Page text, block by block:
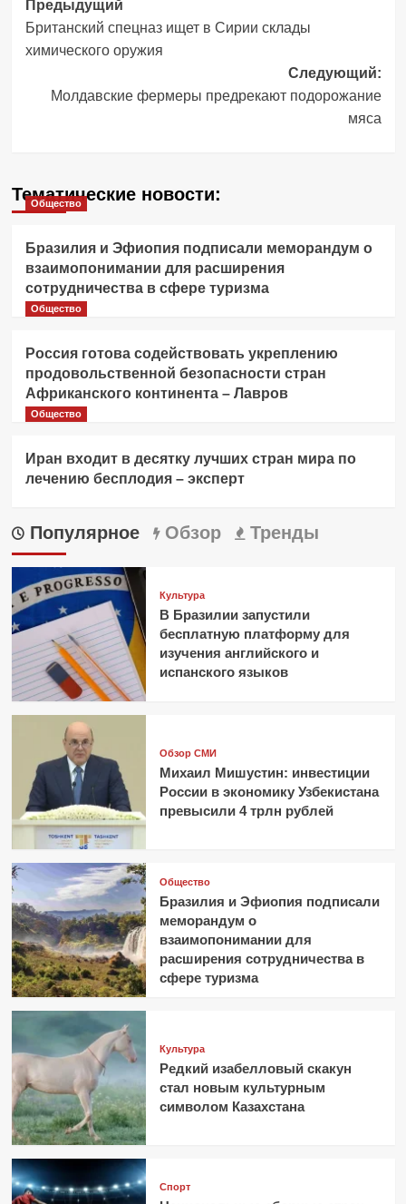
Навигация
записи
Предыдущий
Британский спецназ ищет в Сирии склады
химического оружия
Следующий:
Молдавские фермеры предрекают подорожание
мяса
Тематические новости:
Общество
Бразилия и Эфиопия подписали меморандум о
взаимопонимании для расширения
сотрудничества в сфере туризма
Общество
Россия готова содействовать укреплению
продовольственной безопасности стран
Африканского континента – Лавров
Общество
Иран входит в десятку лучших стран мира по
лечению бесплодия – эксперт
Популярное Обзор Тренды
Культура
В Бразилии запустили
бесплатную платформу для
изучения английского и
испанского языков
Обзор СМИ
Михаил Мишустин: инвестиции
России в экономику Узбекистана
превысили 4 трлн рублей
Общество
Бразилия и Эфиопия подписали
меморандум о
взаимопонимании для
расширения сотрудничества в
сфере туризма
Культура
Редкий изабелловый скакун
стал новым культурным
символом Казахстана
Спорт